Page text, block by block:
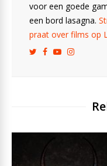
voor een goede
een bord lasagna.
praat over films op